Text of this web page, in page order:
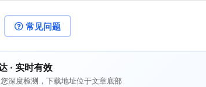
常见问题
· 实时有效
深度检测，下载地址位于文章底部